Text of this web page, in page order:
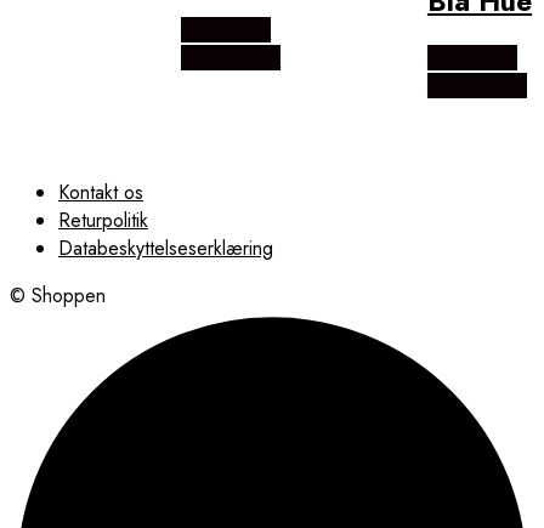
Kontakt os
Returpolitik
Databeskyttelseserklæring
© Shoppen